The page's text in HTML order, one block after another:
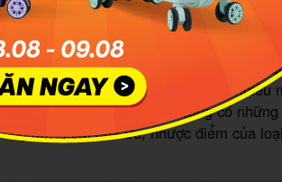
thường xuyên đối với vali kéo vải.
có những thuận lợi nhất định. Vải sẽ
nhựa. Vải cũng được làm bằng nhiều
lựa chọn. Tuy nhiên, vải cũng có
MIA xem qua ưu, nhược điểm của